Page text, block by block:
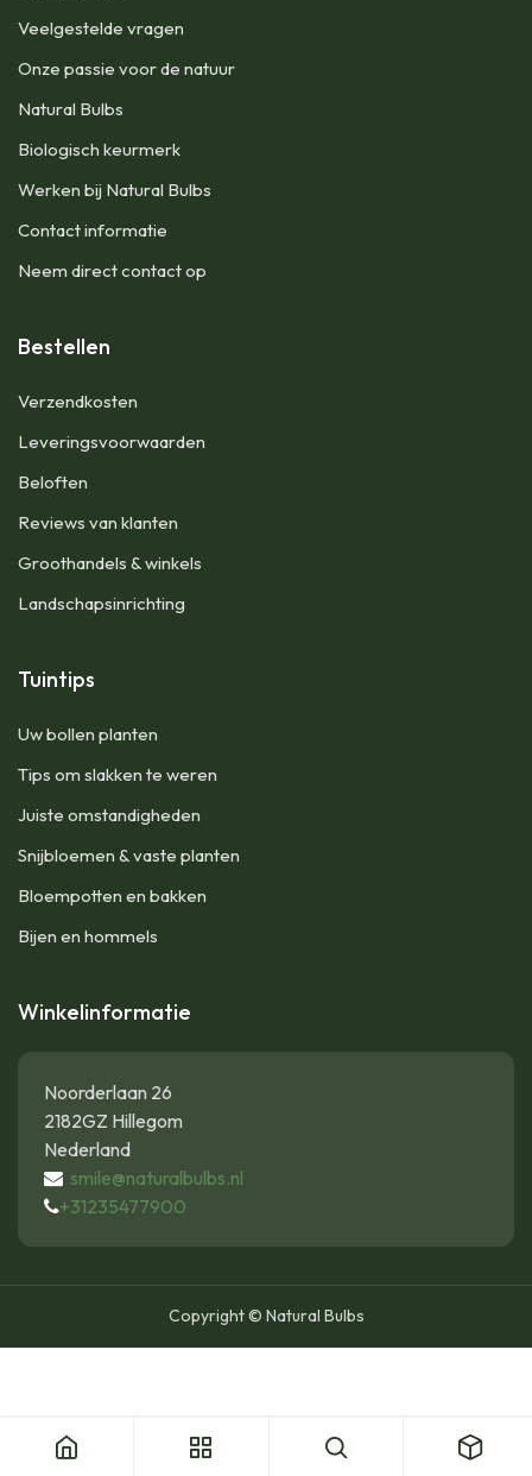
Veelgestelde vragen
Onze passie voor de natuur
Natural Bulbs
Biologisch keurmerk
Werken bij Natural Bulbs
Contact informatie
Neem direct contact op
Bestellen
Verzendkosten
Leveringsvoorwaarden
Beloften
Reviews van klanten
Groothandels & winkels
Landschapsinrichting
Tuintips
Uw bollen planten
Tips om slakken te weren
Juiste omstandigheden
Snijbloemen & vaste planten
Bloempotten en bakken
Bijen en hommels
Winkelinformatie
Noorderlaan 26
2182GZ Hillegom
Nederland
smile@naturalbulbs.nl
+31235477900
Copyright © Natural Bulbs